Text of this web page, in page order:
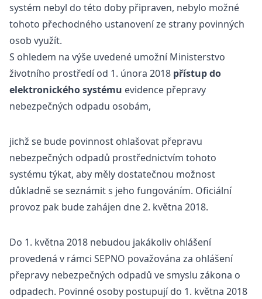
systém nebyl do této doby připraven, nebylo možné
tohoto přechodného ustanovení ze strany povinných
osob využít.
S ohledem na výše uvedené umožní Ministerstvo
životního prostředí od 1. února 2018 přístup do
elektronického systému evidence přepravy
nebezpečných odpadu osobám,
jichž se bude povinnost ohlašovat přepravu
nebezpečných odpadů prostřednictvím tohoto
systému týkat, aby měly dostatečnou možnost
důkladně se seznámit s jeho fungováním. Oficiální
provoz pak bude zahájen dne 2. května 2018.
Do 1. května 2018 nebudou jakákoliv ohlášení
provedená v rámci SEPNO považována za ohlášení
přepravy nebezpečných odpadů ve smyslu zákona o
odpadech. Povinné osoby postupují do 1. května 2018